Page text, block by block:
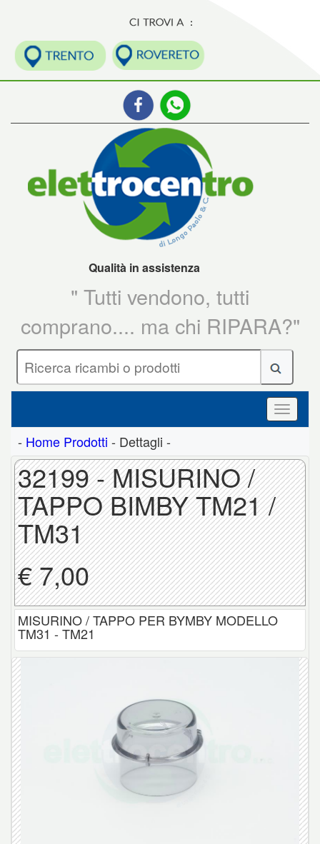
Qualità in assistenza
" Tutti vendono, tutti
comprano.... ma chi RIPARA?"
- Home Prodotti - Dettagli -
32199 - MISURINO /
TAPPO BIMBY TM21 /
TM31
€ 7,00
MISURINO / TAPPO PER BYMBY MODELLO
TM31 - TM21